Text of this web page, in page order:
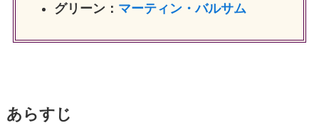
グリーン： マーティン・バルサム
あらすじ